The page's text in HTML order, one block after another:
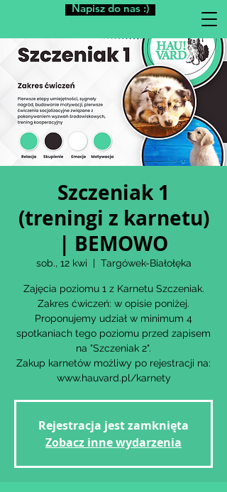
Napisz do nas :)
Szczeniak 1
(treningi z karnetu)
| BEMOWO
sob., 12 kwi
  |
Targówek-Białołęka
Zajęcia poziomu 1 z Karnetu Szczeniak.
Zakres ćwiczeń: w opisie poniżej.
Proponujemy udział w minimum 4
spotkaniach tego poziomu przed zapisem
na "Szczeniak 2".
Zakup karnetów możliwy po rejestracji na:
www.hauvard.pl/karnety
Rejestracja jest zamknięta
Zobacz inne wydarzenia